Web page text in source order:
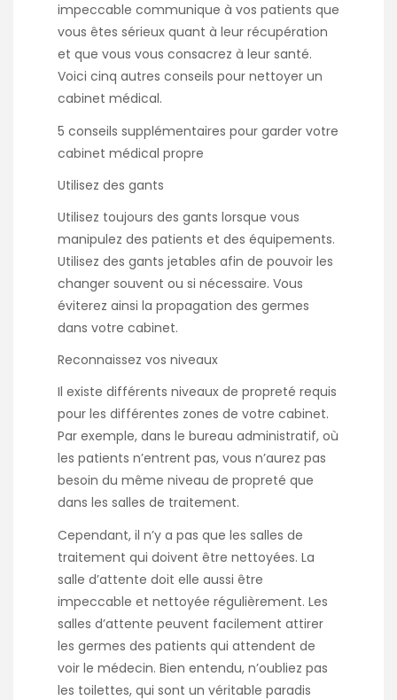
impeccable communique à vos patients que
vous êtes sérieux quant à leur récupération
et que vous vous consacrez à leur santé.
Voici cinq autres conseils pour nettoyer un
cabinet médical.
5 conseils supplémentaires pour garder votre
cabinet médical propre
Utilisez des gants
Utilisez toujours des gants lorsque vous
manipulez des patients et des équipements.
Utilisez des gants jetables afin de pouvoir les
changer souvent ou si nécessaire. Vous
éviterez ainsi la propagation des germes
dans votre cabinet.
Reconnaissez vos niveaux
Il existe différents niveaux de propreté requis
pour les différentes zones de votre cabinet.
Par exemple, dans le bureau administratif, où
les patients n’entrent pas, vous n’aurez pas
besoin du même niveau de propreté que
dans les salles de traitement.
Cependant, il n’y a pas que les salles de
traitement qui doivent être nettoyées. La
salle d’attente doit elle aussi être
impeccable et nettoyée régulièrement. Les
salles d’attente peuvent facilement attirer
les germes des patients qui attendent de
voir le médecin. Bien entendu, n’oubliez pas
les toilettes, qui sont un véritable paradis